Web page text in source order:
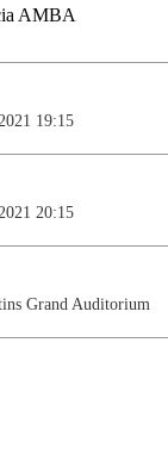
19:15
20:15
Grand Auditorium